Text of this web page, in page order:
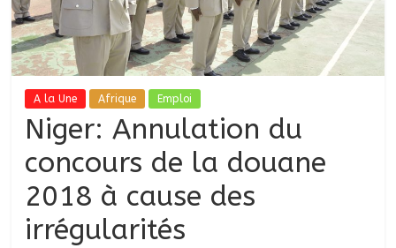
A la Une Afrique Emploi
Niger: Annulation du
concours de la douane
2018 à cause des
irrégularités